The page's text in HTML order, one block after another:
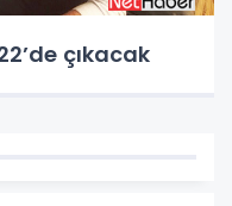
çıkacak